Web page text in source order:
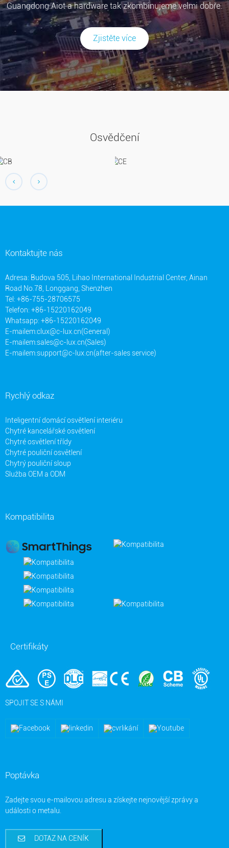
Guangdong.Aiot a hardware tak zkombinujeme velmi dobře.
Zjistěte více
Osvědčení
Kontaktujte nás
Adresa: Budova 505, Lihao International Industrial Center, Ainan
Road No.78, Longgang, Shenzhen
Tel: +86-755-28706575
Telefon: +86-15220162049
Whatsapp: +86-15220162049
E-mailem:clux@c-lux.cn(General)
E-mailem:sales@c-lux.cn(Sales)
E-mailem:support@c-lux.cn(after-sales service)
Rychlý odkaz
Inteligentní domácí osvětlení interiéru
Chytré kancelářské osvětlení
Chytré osvětlení třídy
Chytré pouliční osvětlení
Chytrý pouliční sloup
Služba OEM a ODM
Kompatibilita
Certifikáty
SPOJIT SE S NÁMI
Poptávka
Zadejte svou e-mailovou adresu a získejte nejnovější zprávy a
události o metalu.
DOTAZ NA CENÍK